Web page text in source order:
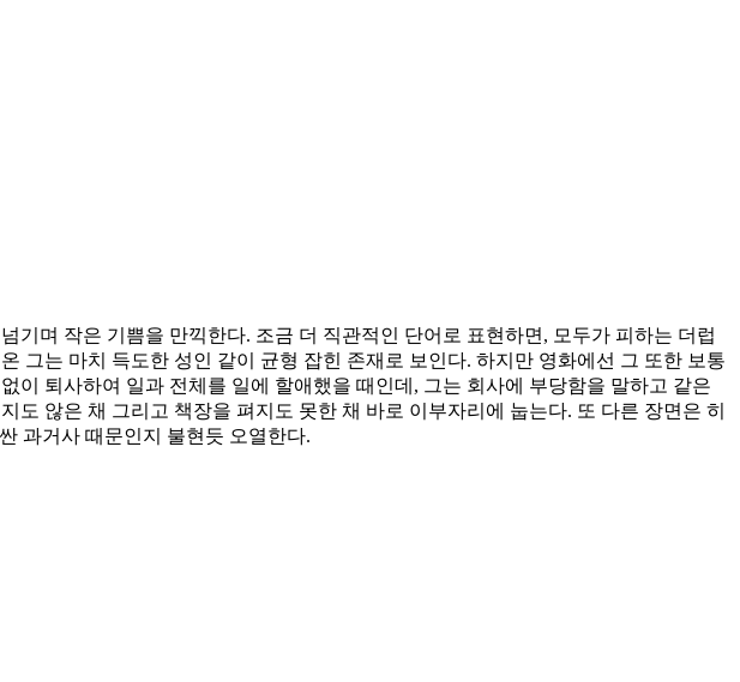
며 작은 기쁨을 만끽한다. 조금 더 직관적인 단어로 표현하면, 모두가 피하는 더럽
그는 마치 득도한 성인 같이 균형 잡힌 존재로 보인다. 하지만 영화에선 그 또한 보통
퇴사하여 일과 전체를 일에 할애했을 때인데, 그는 회사에 부당함을 말하고 같은
않은 채 그리고 책장을 펴지도 못한 채 바로 이부자리에 눕는다. 또 다른 장면은 히
과거사 때문인지 불현듯 오열한다.